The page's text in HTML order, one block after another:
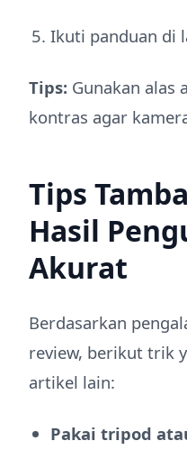
Ikuti panduan di
Tips: Gunakan alas
kontras agar
Tips
Hasil
Akurat
Berdasarkan
review, berikut trik
artikel lain:
Pakai tripod